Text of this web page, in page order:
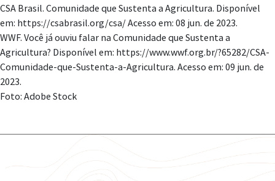
CSA Brasil. Comunidade que Sustenta a Agricultura. Disponível
em: https://csabrasil.org/csa/ Acesso em: 08 jun. de 2023.
WWF. Você já ouviu falar na Comunidade que Sustenta a
Agricultura? Disponível em: https://www.wwf.org.br/?65282/CSA-
Comunidade-que-Sustenta-a-Agricultura. Acesso em: 09 jun. de
2023.
Foto: Adobe Stock